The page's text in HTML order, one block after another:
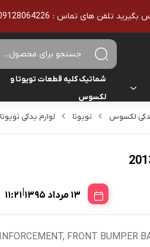
- 02136610186 - تمامی محصولات اورجینال هستند
کمری
شماتیک کلیه قطعات تویوتا و
لکسوس
تویوتا یدکی لکسوس تویوتا لوازم یدکی تویوتا
13 مرداد 1395 11:21
FRONT BUMPER